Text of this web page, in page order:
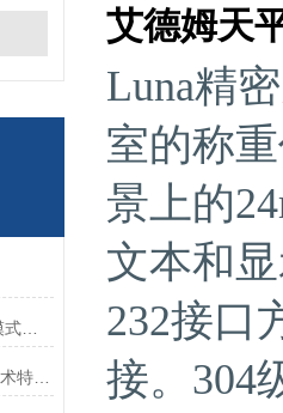
对PRS812表面电阻测试仪三种模式的详细介绍
CTM048-21静电事件探测仪的技术特点解读
艾德姆天
Luna精
室的称
景上的
文本和
232接口
接。304